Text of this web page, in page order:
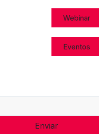
Webinar
Eventos
Enviar